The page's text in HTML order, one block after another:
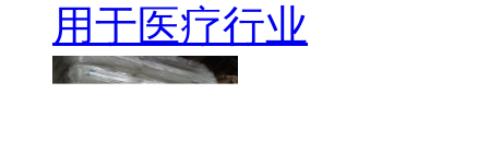
用于医疗行业